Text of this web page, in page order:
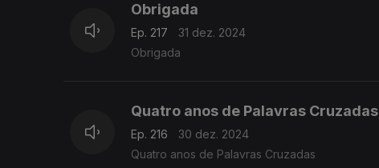
Obrigada
Ep. 217
31 dez. 2024
Obrigada
Quatro anos de Palavras Cruzadas
Ep. 216
30 dez. 2024
Quatro anos de Palavras Cruzadas